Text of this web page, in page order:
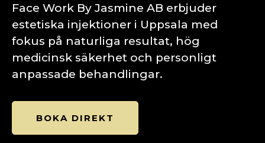
Face Work By Jasmine AB erbjuder
estetiska injektioner i Uppsala med
fokus på naturliga resultat, hög
medicinsk säkerhet och personligt
anpassade behandlingar.
BOKA DIREKT